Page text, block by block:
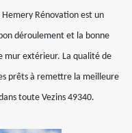
Rénovation est un
déroulement et la bonne
mur extérieur. La qualité de
prêts à remettre la meilleure
toute Vezins 49340.